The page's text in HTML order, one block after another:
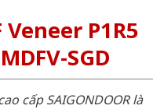
Veneer P1R5
SGD
cấp SAIGONDOOR là